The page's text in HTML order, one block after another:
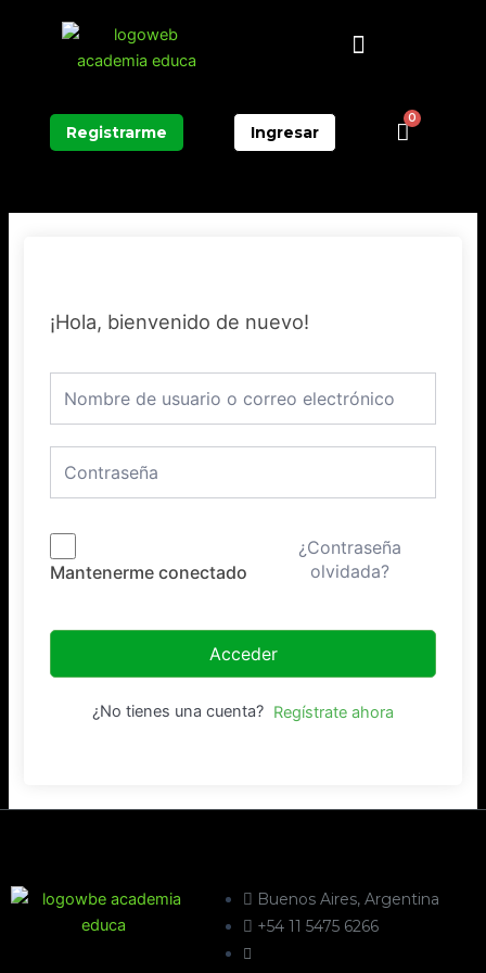
Menú
Registrarme Ingresar
0
¡Hola, bienvenido de nuevo!
Mantenerme conectado
¿Contraseña
olvidada?
Acceder
¿No tienes una cuenta? Regístrate ahora
Buenos Aires, Argentina
+54 11 5475 6266